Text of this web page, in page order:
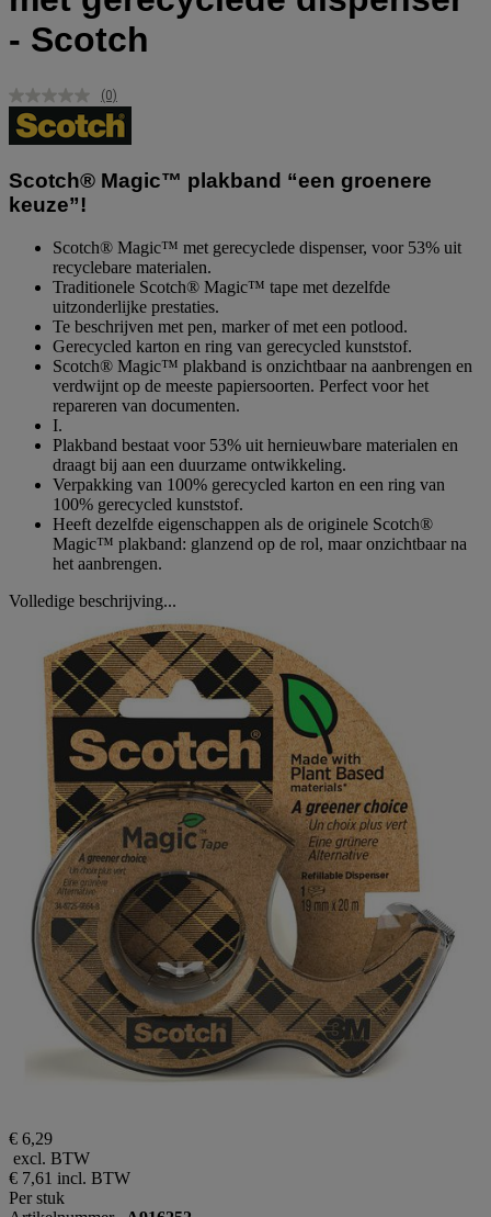
- Scotch
Geen
scorewaarde.
Dezelfde
(0)
Scotch® Magic™ plakband “een groenere
keuze”!
Scotch® Magic™ met gerecyclede dispenser, voor 53% uit
recyclebare materialen.
Traditionele Scotch® Magic™ tape met dezelfde
uitzonderlijke prestaties.
Te beschrijven met pen, marker of met een potlood.
Gerecycled karton en ring van gerecycled kunststof.
Scotch® Magic™ plakband is onzichtbaar na aanbrengen en
verdwijnt op de meeste papiersoorten. Perfect voor het
repareren van documenten.
I.
Plakband bestaat voor 53% uit hernieuwbare materialen en
draagt bij aan een duurzame ontwikkeling.
Verpakking van 100% gerecycled karton en een ring van
100% gerecycled kunststof.
Heeft dezelfde eigenschappen als de originele Scotch®
Magic™ plakband: glanzend op de rol, maar onzichtbaar na
het aanbrengen.
Volledige beschrijving...
€ 6,29
excl. BTW
€ 7,61 incl. BTW
Per stuk